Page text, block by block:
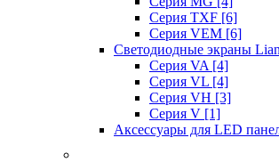
Серия TXF [6]
Серия VEM [6]
Светодиодные экраны
Серия VA [4]
Серия VL [4]
Серия VH [3]
Серия V [1]
Аксессуары для LED